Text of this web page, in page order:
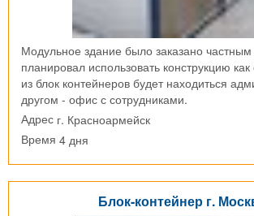
Модульное здание было заказано
планировал использовать конструкцию
из блок контейнеров будет находиться
другом - офис с сотрудниками.
Адрес г. Красноармейск
Время 4 дня
Блок-контейнер г.